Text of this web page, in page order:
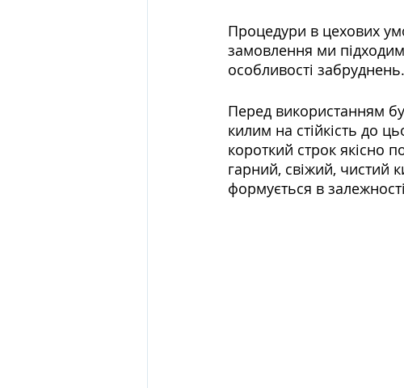
Процедури в цехових
замовлення ми
особливості забруднень.
Перед використанням
килим на стійкість до
короткий строк якісно
гарний, свіжий, чистий
формується в